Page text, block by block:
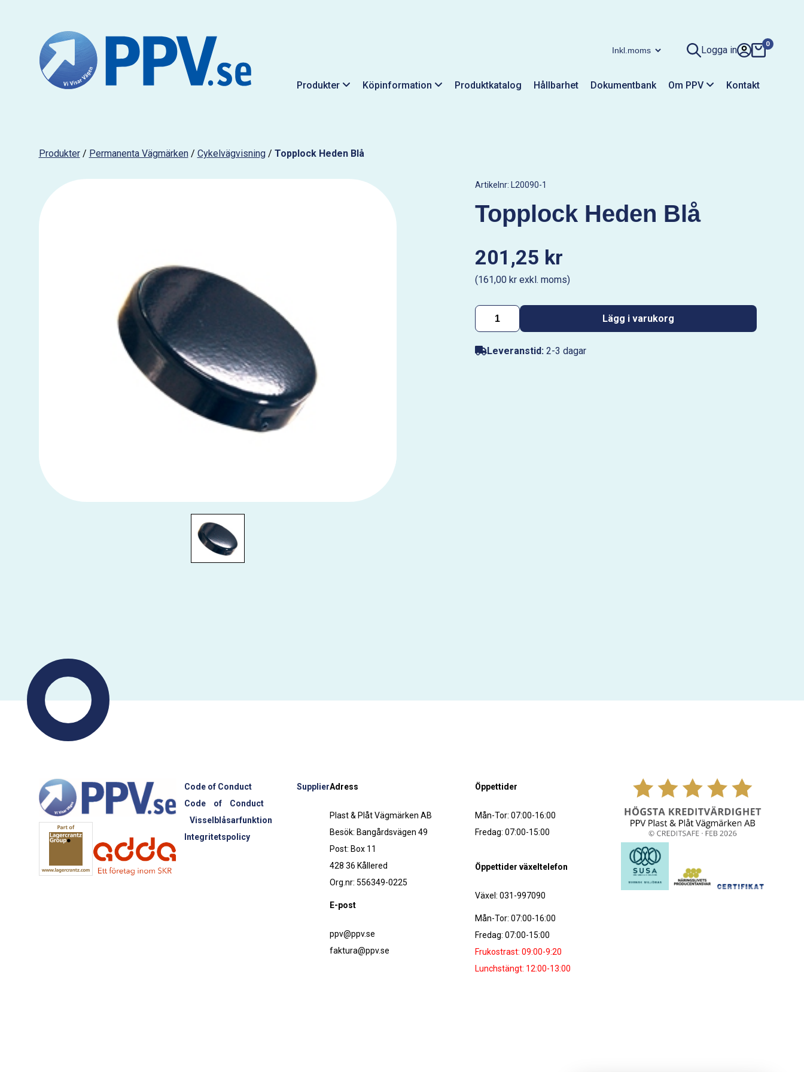
Logga in
0
Produkter Köpinformation Produktkatalog Hållbarhet Dokumentbank Om PPV Kontakt
Produkter/ Permanenta Vägmärken/ Cykelvägvisning/ Topplock Heden Blå
Artikelnr: L20090-1
Topplock Heden Blå
201,25 kr
(161,00 kr exkl. moms)
Lägg i varukorg
Leveranstid: 2-3 dagar
Code of Conduct
Supplier
Code of Conduct
Visselblåsarfunktion
Integritetspolicy
Adress
Plast & Plåt Vägmärken AB
Besök: Bangårdsvägen 49
Post: Box 11
428 36 Kållered
Org.nr: 556349-0225
E-post
ppv@ppv.se
faktura@ppv.se
Öppettider
Mån-Tor: 07:00-16:00
Fredag: 07:00-15:00
Öppettider växeltelefon
Växel: 031-997090
Mån-Tor: 07:00-16:00
Fredag: 07:00-15:00
Frukostrast: 09:00-9:20
Lunchstängt: 12:00-13:00